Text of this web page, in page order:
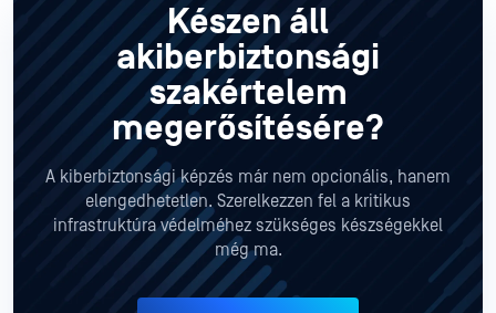
Készen áll
akiberbiztonsági
szakértelem
megerősítésére?
A kiberbiztonsági képzés már nem opcionális, hanem
elengedhetetlen. Szerelkezzen fel a kritikus
infrastruktúra védelméhez szükséges készségekkel
még ma.